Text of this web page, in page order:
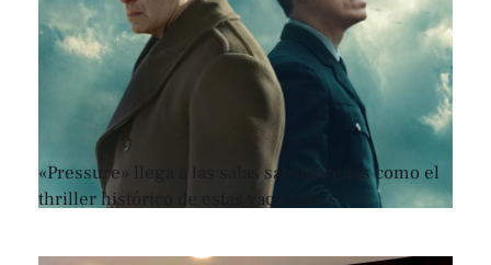
«Pressure» llega a las salas salvadoreñas como el
thriller histórico de estas vacaciones